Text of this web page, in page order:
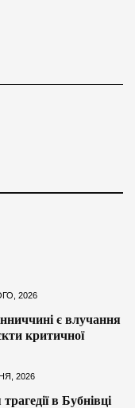
2026
є влучання
критичної
2026
в Бубнівці